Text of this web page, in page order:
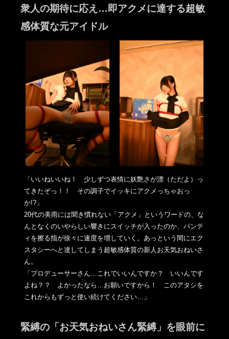
衆人の期待に応え…即アクメに達する超敏
感体質な元アイドル
「いいねいいね！ 少しずつ表情に妖艶さが漂（ただよ）っ
てきたぞっ！！ その調子でイッキにアクメっちゃおっ
か!?」
20代の美雨には聞き慣れない「アクメ」というワードの、な
んとなくのいやらしい響きにスイッチが入ったのか、パンテ
ィを擦る指が徐々に速度を増していく。あっという間にエク
スタシーへと達してしまう超敏感体質の新人お天気おねいさ
ん。
「プロデューサーさん…これでいいんですか？ いいんです
よね？？ よかったなら…お願いですから！ このアタシを
これからもずっと使い続けてください…」
緊縛の「お天気おねいさん緊縛」を眼前に